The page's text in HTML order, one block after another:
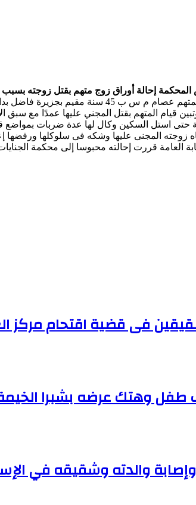
إحالة أوراق زوج متهم بقتل زوجته
البداية عندما أحالت النيابة العامة
قيام المتهم بقتل المجني عليها عمدًا مع سبق
استل السكين وكال لها عدة ضربات بمواضع
زوجته المجنى عليها وشكه فى سلوكلها ورفضها
العامة قررت إحالته محبوسا إلى محكمة
فى قضية اقتحام مركز
والدته وشقيقه في